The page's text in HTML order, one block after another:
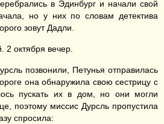
в Эдинбург и начали свой
но у них по словам детектива
зовут Дадли.
2 октября вечер.
позвонили, Петунья отправилась
она обнаружила свою сестрицу с
пускать их в дом, но они могли
поэтому миссис Дурсль пропустила
спросила: